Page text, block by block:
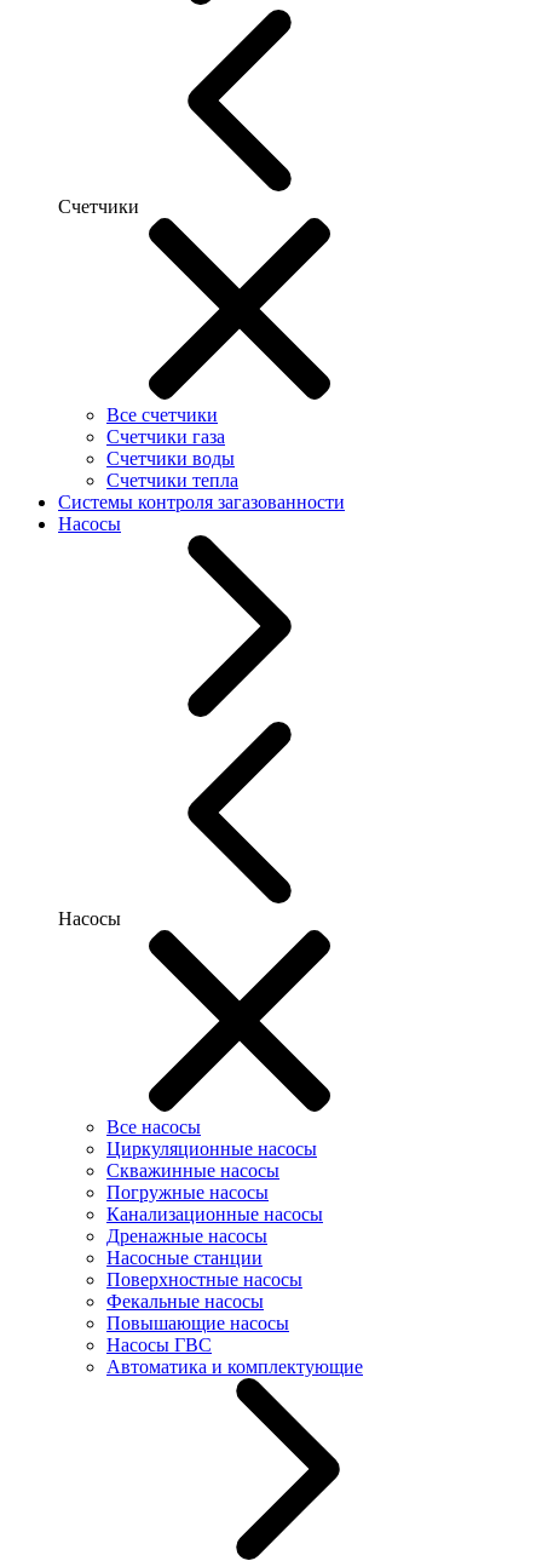
Счетчики
Все счетчики
Счетчики газа
Счетчики воды
Счетчики тепла
Системы контроля загазованности
Насосы
Насосы
Все насосы
Циркуляционные насосы
Скважинные насосы
Погружные насосы
Канализационные насосы
Дренажные насосы
Насосные станции
Поверхностные насосы
Фекальные насосы
Повышающие насосы
Насосы ГВС
Автоматика и комплектующие